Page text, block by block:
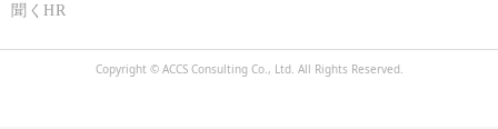
聞くHR
Copyright © ACCS Consulting Co., Ltd. All Rights Reserved.